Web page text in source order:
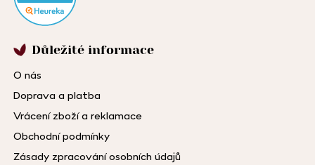
Důležité informace
O nás
Doprava a platba
Vrácení zboží a reklamace
Obchodní podmínky
Zásady zpracování osobních údajů